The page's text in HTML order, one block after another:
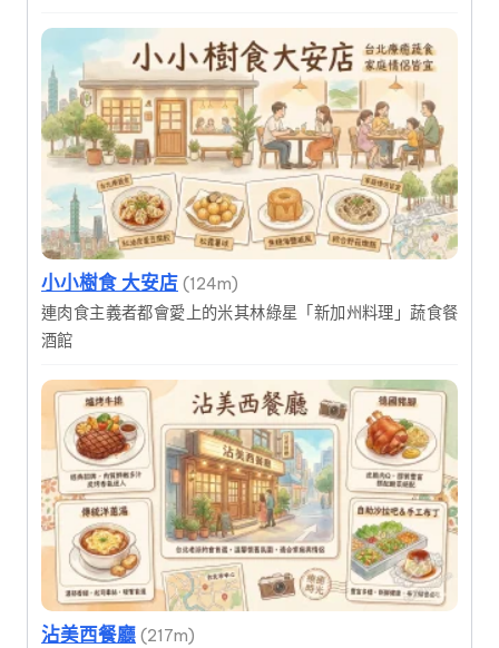
小小樹食 大安店 (124m)
連肉食主義者都會愛上的米其林綠星「新加州料理」蔬食餐
酒館
沾美西餐廳 (217m)